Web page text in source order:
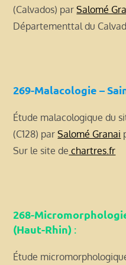
(Calvados) parSalomé
Départementtal du
269-Malacologie –
Étude malacologique du
(C128) parSalomé Granai
Sur le site de chartres.fr
268-
(Haut-Rhin) :
Étude